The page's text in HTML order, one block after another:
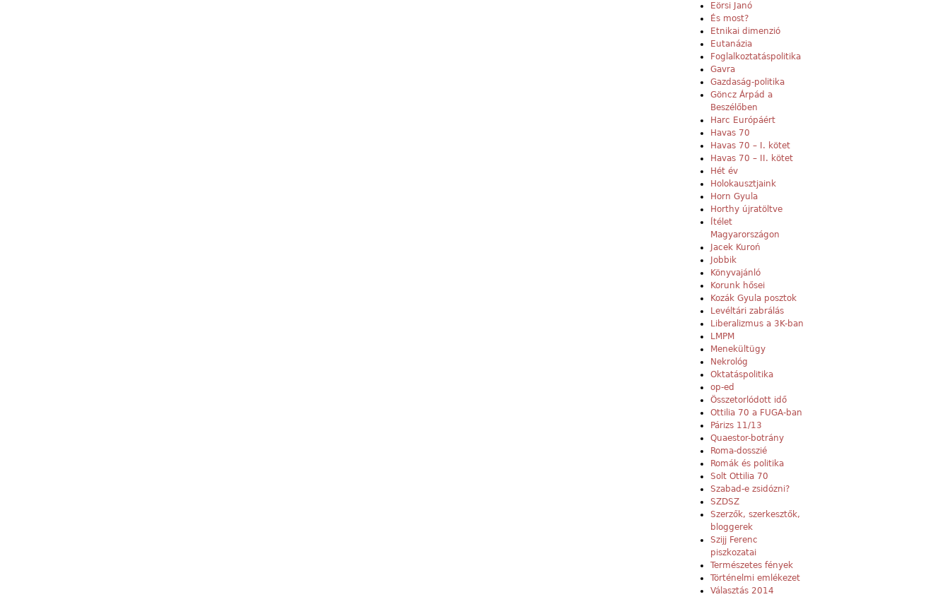
Eörsi Janó
És most?
Etnikai dimenzió
Eutanázia
Foglalkoztatáspolitika
Gavra
Gazdaság-politika
Göncz Árpád a
Beszélőben
Harc Európáért
Havas 70
Havas 70 – I. kötet
Havas 70 – II. kötet
Hét év
Holokausztjaink
Horn Gyula
Horthy újratöltve
Ítélet
Magyarországon
Jacek Kuroń
Jobbik
Könyvajánló
Korunk hősei
Kozák Gyula posztok
Levéltári zabrálás
Liberalizmus a 3K-ban
LMPM
Menekültügy
Nekrológ
Oktatáspolitika
op-ed
Összetorlódott idő
Ottilia 70 a FUGA-ban
Párizs 11/13
Quaestor-botrány
Roma-dosszié
Romák és politika
Solt Ottilia 70
Szabad-e zsidózni?
SZDSZ
Szerzők, szerkesztők,
bloggerek
Szijj Ferenc
piszkozatai
Természetes fények
Történelmi emlékezet
Választás 2014